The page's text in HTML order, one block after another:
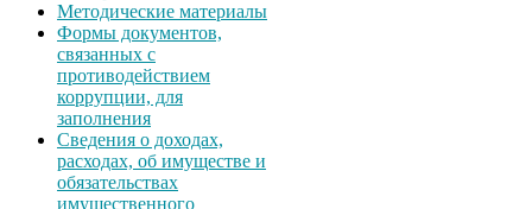
Методические материалы
Формы документов,
связанных с
противодействием
коррупции, для
заполнения
Сведения о доходах,
расходах, об имуществе и
обязательствах
имущественного